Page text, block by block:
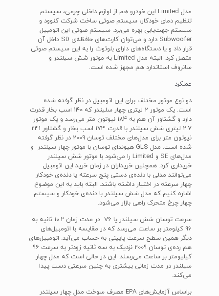
مدل Limited این خودرو هم از لوازم داخلی چرمی، سیستم
تنظیم دمای خودکار، سیستم صوتی ساخت شرکت کنوود و
سیستم جهت‌یابی بهره می‌برد. سیستم صوتی این اتومبیل
Subwoofer دارد و می‌توان کارت‌های حافظه‌ی SD داخل آن
قرار داد و یا دستگاه‌های دارای بلوتوث را به این سیستم صوتی
متصل کرد. البته مدل Limited به موتور شش سیلندر و
سانروف استاندارد هم مجهز شده است.
عملکرد
دو نوع موتور مختلف برای این اتومبیل در نظر گرفته شده
است. یک موتور 2 لیتری چهار سلیندر که 140 اسب بخار قدرت
دارد و گشتاور آن هم به 184 نیوتون متر می‌رسد و یک موتور
2.7 لیتری شش سیلندر با قدرت 173 اسب بخار و گشتاور 241
نیوتون متر برای مدل‌های مختلف توسان 2009 در نظر گرفته
شده است. مدل GLS هیوندای توسان با موتور چهار سیلندر و
مدل‌های SE و Limited را می‌شود با موتور شش سیلندر
خریداری کرد. همچنین خریداران در زمان خرید این اتومبیل
می‌توانند مدلی با دنده‌‌ی دستی پنج سرعته یا دنده‌ی خودکار
چهار سرعته در اختیار داشته باشند. البته باید به این موضوع
اشاره کنیم که مدل شش سیلندر با دنده‌ی خودکار و سیستم
چهار چرخ متحرک راهی بازار می‌شود.
سرعت توسان شش سیلندر یا V6 در مدت زمان 10.2 ثانیه به
96 کیلومتر بر ساعت می‌رسد که در مقایسه با اتومبیل‌های
دیگر همین سطح سرعت پایینی به حساب می‌آید. اتومبیل‌های
هم رده‌ی توسان 2009 نزدیک به سه ثانیه زودتر به سرعت 96
کیلیومتر بر ساعت می‌رسند. این در حالی است که مدل چهار
سیلندر در مدت زمانی بیشتری به چنین سرعتی دست پیدا
می‌کند.
براساس آزمایش‌های EPA مصرف سوخت مدل چهار سیلندر